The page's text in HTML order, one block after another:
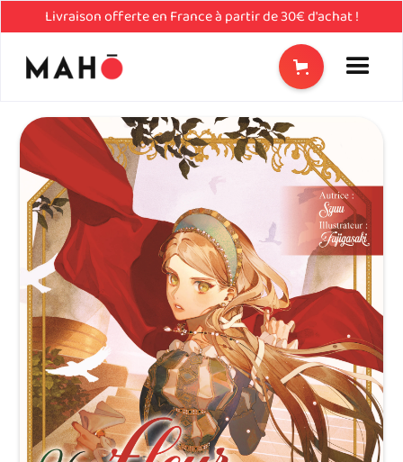
Livraison offerte en France à partir de 30€ d'achat !